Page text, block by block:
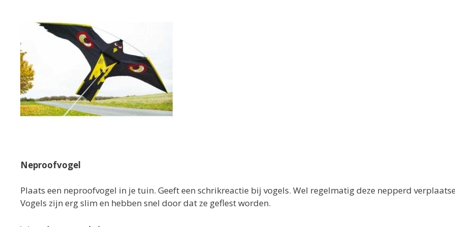
Neproofvogel
Plaats een neproofvogel in je tuin. Geeft een schrikreactie bij vogels. Wel regelmatig deze nepperd
Vogels zijn erg slim en hebben snel door dat ze geflest worden.